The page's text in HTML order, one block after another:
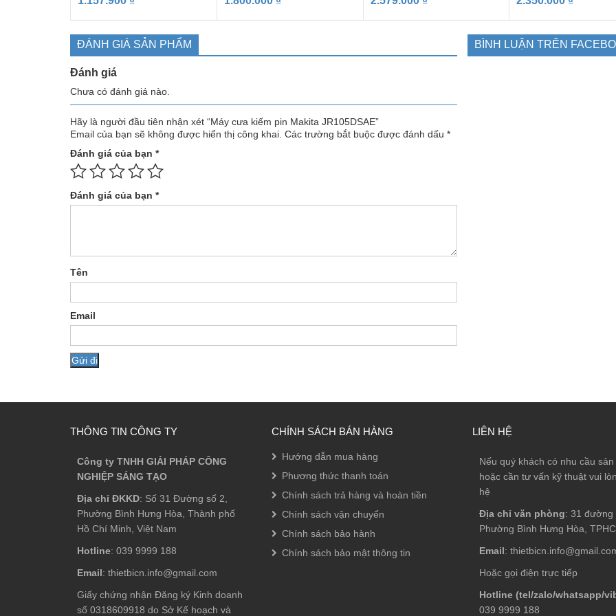
ĐÁNH GIÁ SẢN PHẨM
Đánh giá
Chưa có đánh giá nào.
Hãy là người đầu tiên nhận xét “Máy cưa kiếm pin Makita JR105DSAE”
Email của bạn sẽ không được hiển thị công khai. Các trường bắt buộc được đánh dấu *
Đánh giá của bạn *
Đánh giá của bạn *
Tên
Email
BÌNH LUẬN TRÊN
THÔNG TIN CÔNG TY
Công ty TNHH GIẢI PHÁP CÔNG
NGHIỆP SÁNG TẠO
Địa chỉ ĐKKD: Số 31 Đường số 2,
Phường Bình Hưng Hòa, Thành phố
Hồ Chí Minh, Việt Nam
Hotline: 039 9999 188
Email: thietbicn.info@gmail.com
Giấy chứng nhận Đăng ký Kinh doanh
số 0318609918 do Sở Kế hoạch và
CHÍNH SÁCH BÁN HÀNG
Hướng dẫn mua hàng
Phương thức thanh toán
Chính sách trả hàng và hoàn tiền
Chính sách vận chuyển
Chính sách bảo hành
Chính sách bảo mật thông tin
LIÊN HỆ
Nếu quý khách có nhu cầu
hoặc cần tư vấn kỹ thuật vui
hệ
Địa chỉ văn phòng: 31 đường
Phường Bình Hưng Hòa,
Email:
Hoặc gọi điện trực tiếp
Hotline (tel/zalo/whatsapp/
039 9999 188